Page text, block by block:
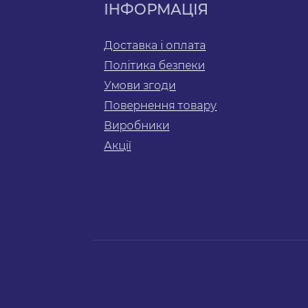
ІНФОРМАЦІЯ
Доставка і оплата
Політика безпеки
Умови згоди
Повернення товару
Виробники
Акції